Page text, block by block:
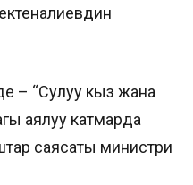
– “Сулуу кыз жана
аялуу катмарда
саясаты министри